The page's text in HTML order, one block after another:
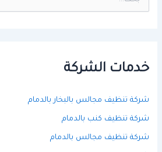
ن
خدمات الشركة
شركة تنظيف مجالس بالبخار بالدمام
شركة تنظيف كنب بالدمام
شركة تنظيف مجالس بالدمام